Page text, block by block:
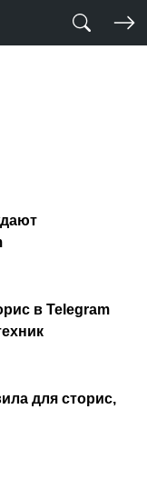
в Telegram
для сторис,